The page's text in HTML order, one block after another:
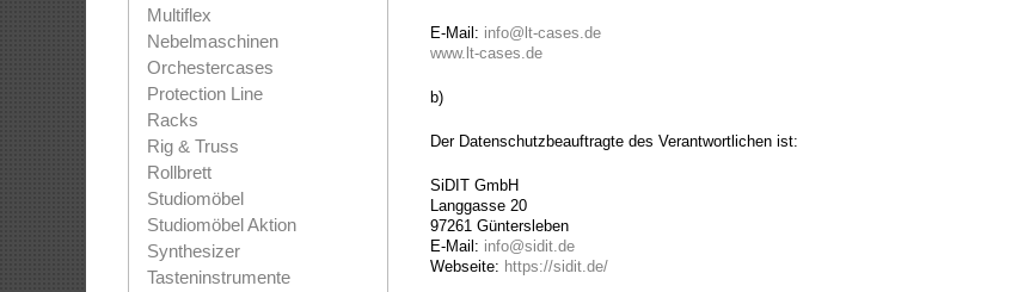
Multiflex
Nebelmaschinen
Orchestercases
Protection Line
Racks
Rig & Truss
Rollbrett
Studiomöbel
Studiomöbel Aktion
Synthesizer
Tasteninstrumente
E-Mail: info@lt-cases.de
www.lt-cases.de
b)
Der Datenschutzbeauftragte des Verantwortlichen ist:
SiDIT GmbH
Langgasse 20
97261 Güntersleben
E-Mail: info@sidit.de
Webseite: https://sidit.de/